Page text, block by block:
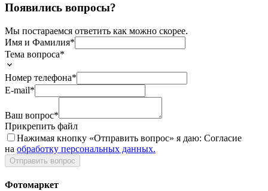
Появились вопросы?
Мы постараемся ответить как можно скорее.
Имя и Фамилия*
Тема вопроса*
Номер телефона*
E-mail*
Ваш вопрос*
Прикрепить файл
Нажимая кнопку «Отправить вопрос» я даю: Согласие
на обработку персональных данных.
Отправить вопрос
Фотомаркет